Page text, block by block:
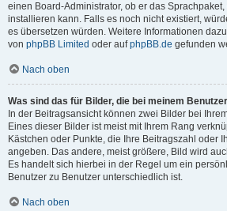
einen Board-Administrator, ob er das
installieren kann. Falls es noch nicht existiert,
es übersetzen würden. Weitere Informationen
von phpBB Limited oder aufphpBB.de gefunden
Nach oben
Was sind das für Bilder, die bei meinem
In der Beitragsansicht können zwei Bilder bei
Eines dieser Bilder ist meist mit Ihrem Rang
Kästchen oder Punkte, die Ihre Beitragszahl oder
angeben. Das andere, meist größere, Bild wird
Es handelt sich hierbei in der Regel um ein
Benutzer zu Benutzer unterschiedlich ist.
Nach oben